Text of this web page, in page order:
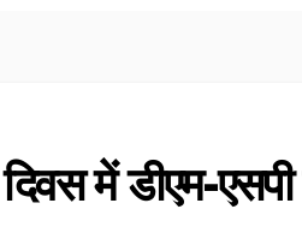
में डीएम-